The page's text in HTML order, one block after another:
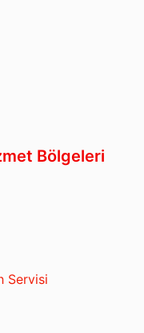
Bölgeleri
Servisi